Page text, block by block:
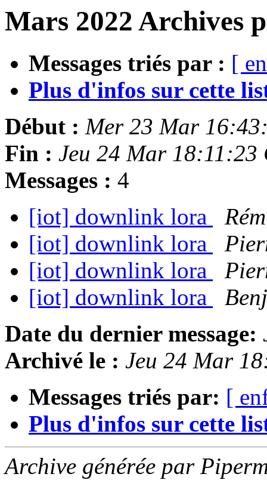
Mars 2022 Archives
Messages triés par : [
Plus d'infos sur cette
Début : Mer 23 Mar
Fin : Jeu 24 Mar 18:11:23
Messages : 4
[iot] downlink lora
[iot] downlink lora
[iot] downlink lora
[iot] downlink lora
Date du dernier message:
Archivé le : Jeu 24 Mar
Messages triés par: [
Plus d'infos sur cette
Archive générée par